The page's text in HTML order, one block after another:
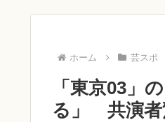
ホーム 芸スポ
「東京03」
る」 共演者